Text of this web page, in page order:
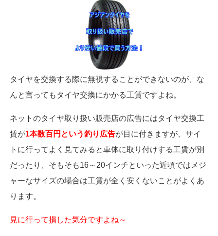
タイヤを交換する際に無視することができないのが、な
んと言ってもタイヤ交換にかかる工賃ですよね。
ネットのタイヤ取り扱い販売店の広告にはタイヤ交換工
賃が1本数百円という釣り広告が目に付きますが、サイ
トに行ってよく見てみると車体に取り付けする工賃が別
だったり、そもそも16～20インチといった近頃ではメジ
ャーなサイズの場合は工賃が全く安くないことがよくあ
ります。
見に行って損した気分ですよね～